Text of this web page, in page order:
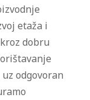
etaža i
dobru
odgovoran